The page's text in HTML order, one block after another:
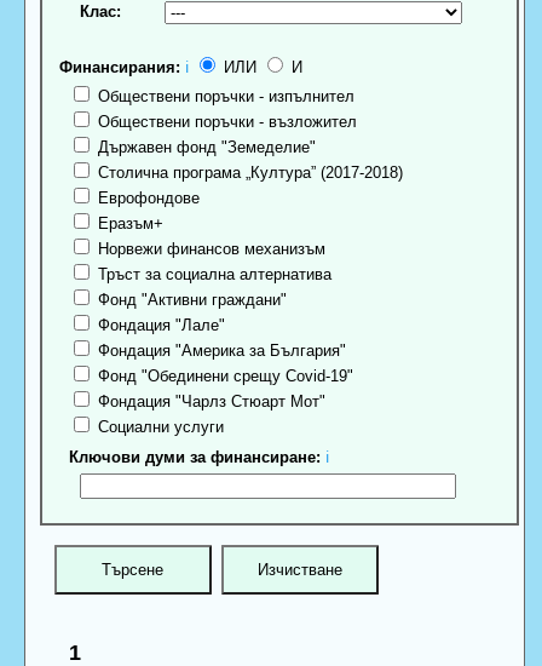
Клас:
Финансирания: ℹ ИЛИ
И
Обществени поръчки - изпълнител
Обществени поръчки - възложител
Държавен фонд "Земеделие"
Столична програма „Култура” (2017-2018)
Еврофондове
Еразъм+
Норвежи финансов механизъм
Тръст за социална алтернатива
Фонд "Активни граждани"
Фондация "Лале"
Фондация "Америка за България"
Фонд "Обединени срещу Covid-19"
Фондация "Чарлз Стюарт Мот"
Социални услуги
Ключови думи за финансиране: ℹ
1